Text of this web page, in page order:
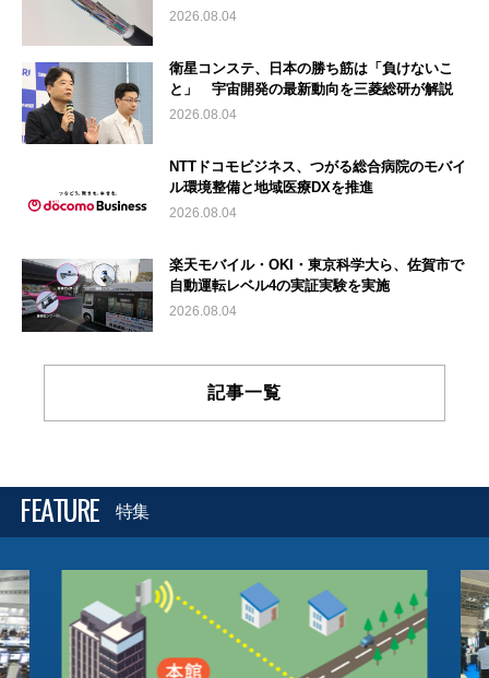
2026.08.04
衛星コンステ、日本の勝ち筋は「負けないこ
と」 宇宙開発の最新動向を三菱総研が解説
2026.08.04
NTTドコモビジネス、つがる総合病院のモバイ
ル環境整備と地域医療DXを推進
2026.08.04
楽天モバイル・OKI・東京科学大ら、佐賀市で
自動運転レベル4の実証実験を実施
2026.08.04
記事一覧
FEATURE 特集